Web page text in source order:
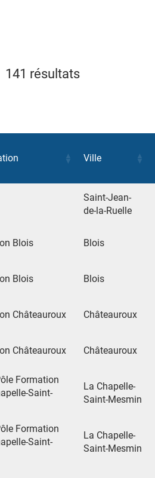
141 résultats
Ville
Saint-Jean-
de-la-Ruelle
Blois Blois
Blois Blois
Châteauroux Châteauroux
Châteauroux Châteauroux
Formation
Saint-
La Chapelle-
Saint-Mesmin
Formation
Saint-
La Chapelle-
Saint-Mesmin